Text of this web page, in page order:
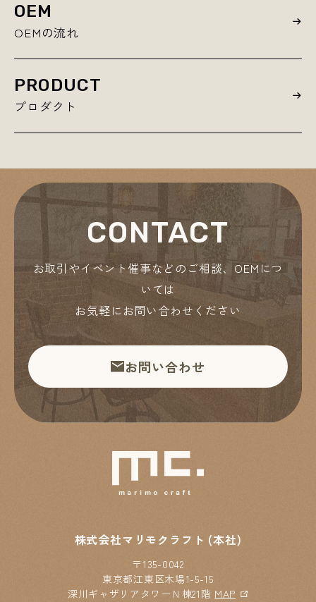
OEM
OEMの流れ
PRODUCT
プロダクト
CONTACT
お取引やイベント催事などのご相談、OEMにつ
いては
お気軽にお問い合わせください
お問い合わせ
株式会社マリモクラフト (本社)
〒135-0042
東京都江東区木場1-5-15
深川ギャザリアタワーＮ棟21階 MAP